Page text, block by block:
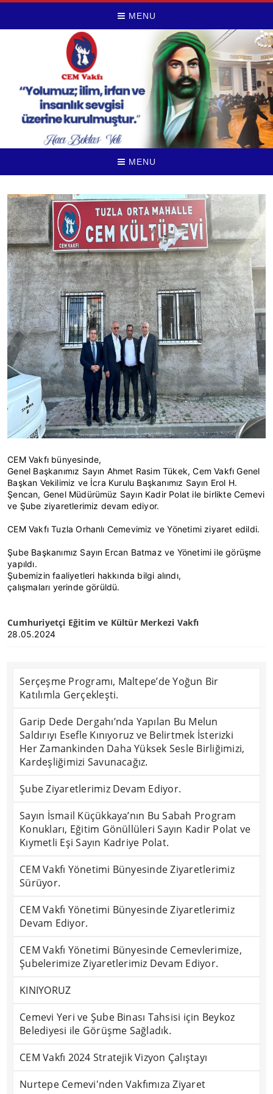
MENU
MENU
CEM Vakfı bünyesinde,
Genel Başkanımız Sayın Ahmet Rasim Tükek, Cem Vakfı Genel
Başkan Vekilimiz ve İcra Kurulu Başkanımız Sayın Erol H.
Şencan, Genel Müdürümüz Sayın Kadir Polat ile birlikte Cemevi
ve Şube ziyaretlerimiz devam ediyor.
CEM Vakfı Tuzla Orhanlı Cemevimiz ve Yönetimi ziyaret edildi.
Şube Başkanımız Sayın Ercan Batmaz ve Yönetimi ile görüşme
yapıldı.
Şubemizin faaliyetleri hakkında bilgi alındı,
çalışmaları yerinde görüldü.
Cumhuriyetçi Eğitim ve Kültür Merkezi Vakfı
28.05.2024
Serçeşme Programı, Maltepe’de Yoğun Bir
Katılımla Gerçekleşti.
Garip Dede Dergahı’nda Yapılan Bu Melun
Saldırıyı Esefle Kınıyoruz ve Belirtmek İsterizki
Her Zamankinden Daha Yüksek Sesle Birliğimizi,
Kardeşliğimizi Savunacağız.
Şube Ziyaretlerimiz Devam Ediyor.
Sayın İsmail Küçükkaya’nın Bu Sabah Program
Konukları, Eğitim Gönüllüleri Sayın Kadir Polat ve
Kıymetli Eşi Sayın Kadriye Polat.
CEM Vakfı Yönetimi Bünyesinde Ziyaretlerimiz
Sürüyor.
CEM Vakfı Yönetimi Bünyesinde Ziyaretlerimiz
Devam Ediyor.
CEM Vakfı Yönetimi Bünyesinde Cemevlerimize,
Şubelerimize Ziyaretlerimiz Devam Ediyor.
KINIYORUZ
Cemevi Yeri ve Şube Binası Tahsisi için Beykoz
Belediyesi ile Görüşme Sağladık.
CEM Vakfı 2024 Stratejik Vizyon Çalıştayı
Nurtepe Cemevi'nden Vakfımıza Ziyaret